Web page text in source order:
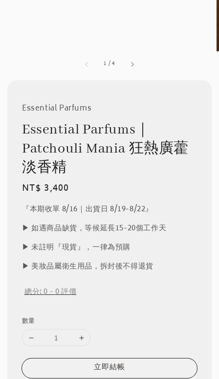
1 /4
Essential Parfums
Essential Parfums｜
Patchouli Mania 狂熱廣藿
淡香精
Regular
price
NT$ 3,400
『本期收單 8/16｜出貨日 8/19-8/22』
▶︎ 如遇商品缺貨，等候延長15-20個工作天
▶︎ 未註明『現貨』，一律為預購
▶︎ 美妝品屬衛生用品，拆封後不得退貨
總分:0-0評價
數量
立即結帳